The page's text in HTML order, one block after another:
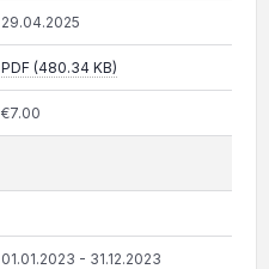
29.04.2025
PDF (480.34 KB)
€7.00
01.01.2023 - 31.12.2023